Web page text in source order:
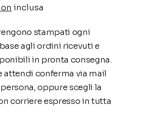
inclusa
stampati ogni
agli ordini ricevuti e
in pronta consegna.
attendi conferma via mail
oppure scegli la
corriere espresso in tutta